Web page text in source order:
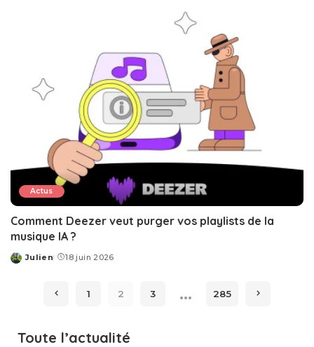
Actus
Comment Deezer veut purger vos playlists de la
musique IA ?
Posted
Julien 18 juin 2026
1 2 3 … 285
Toute l’actualité